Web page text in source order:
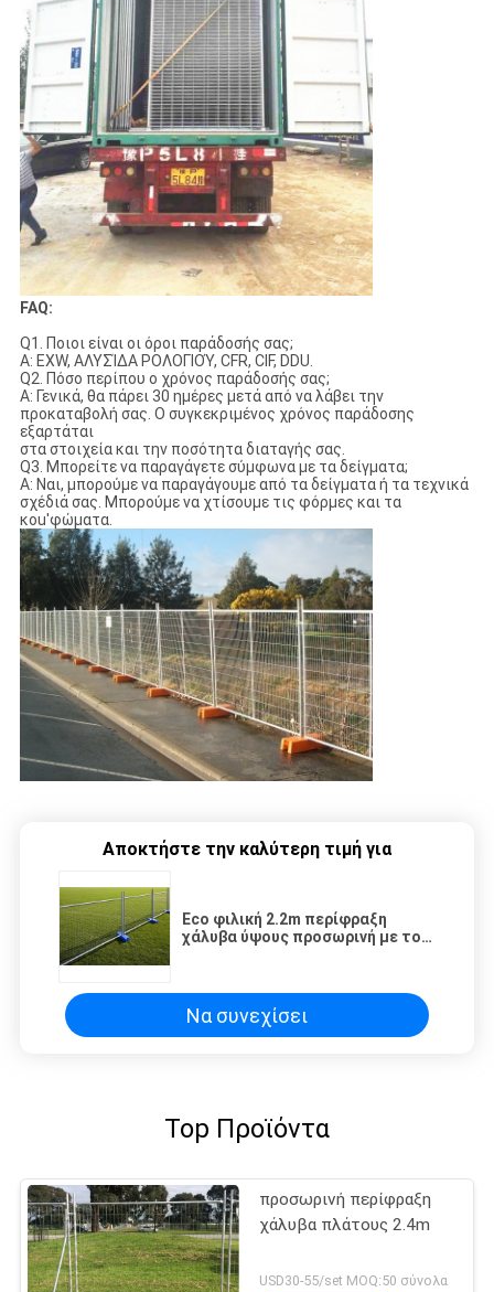
FAQ:
Q1. Ποιοι είναι οι όροι παράδοσής σας;
Α: EXW, ΑΛΥΣΊΔΑ ΡΟΛΟΓΙΟΎ, CFR, CIF, DDU.
Q2. Πόσο περίπου ο χρόνος παράδοσής σας;
Α: Γενικά, θα πάρει 30 ημέρες μετά από να λάβει την
προκαταβολή σας. Ο συγκεκριμένος χρόνος παράδοσης
εξαρτάται
στα στοιχεία και την ποσότητα διαταγής σας.
Q3. Μπορείτε να παραγάγετε σύμφωνα με τα δείγματα;
Α: Ναι, μπορούμε να παραγάγουμε από τα δείγματα ή τα τεχνικά
σχέδιά σας. Μπορούμε να χτίσουμε τις φόρμες και τα
κοu'φώματα.
Αποκτήστε την καλύτερη τιμή για
Eco φιλική 2.2m περίφραξη
χάλυβα ύψους προσωρινή με το
Να συνεχίσει
Top Προϊόντα
προσωρινή περίφραξη
χάλυβα πλάτους 2.4m
USD30-55/set MOQ:50 σύνολα